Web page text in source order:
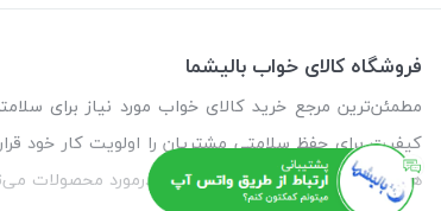
فروشگاه کالای خواب بالیشما
کیفیت برای حفظ سلامتی مشتریان را اولویت کار خود
همچنین برای دریافت مشاوره رایگان درمورد محصولات